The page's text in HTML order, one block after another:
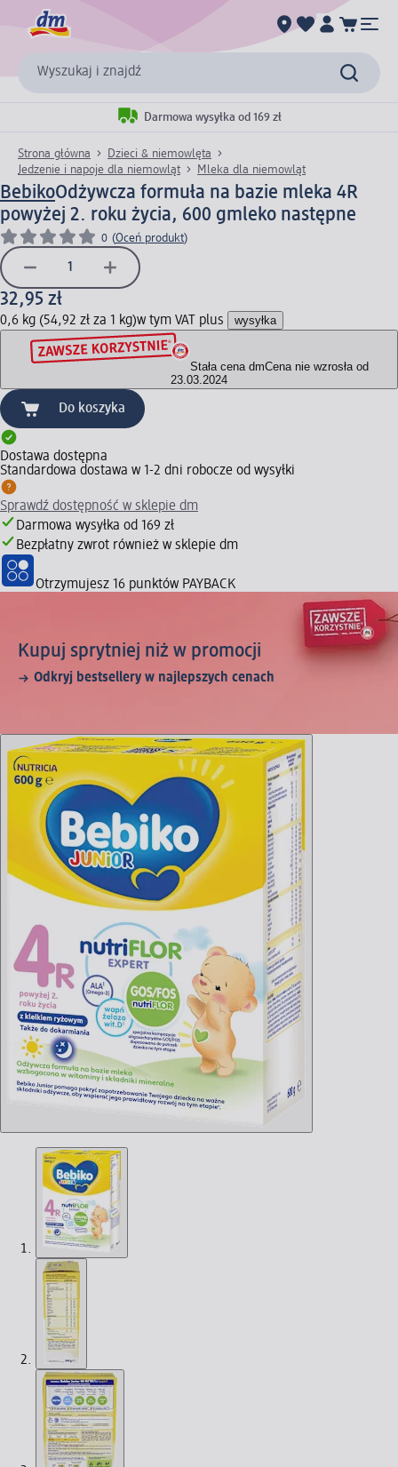
Wyszukaj i znajdź
Darmowa wysyłka od 169 zł
Strona główna
Dzieci & niemowlęta
Jedzenie i napoje dla niemowląt
Mleka dla niemowląt
BebikoOdżywcza formuła na bazie mleka 4R
powyżej 2. roku życia, 600 gmleko następne
0 (Oceń produkt)
32,95 zł
0,6 kg (54,92 zł za 1 kg)w tym VAT plus wysyłka
Stała cena dmCena nie wzrosła od
23.03.2024
Do koszyka
Dostawa dostępna
Standardowa dostawa w 1-2 dni robocze od wysyłki
Sprawdź dostępność w sklepie dm
Darmowa wysyłka od 169 zł
Bezpłatny zwrot również w sklepie dm
Otrzymujesz 16 punktów PAYBACK
Kupuj sprytniej niż w promocji
Odkryj bestsellery w najlepszych cenach